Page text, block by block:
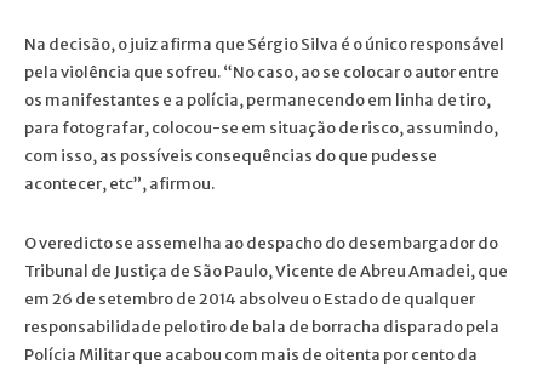
Na decisão, o juiz afirma que Sérgio Silva é o único responsável
pela violência que sofreu. “No caso, ao se colocar o autor entre
os manifestantes e a polícia, permanecendo em linha de tiro,
para fotografar, colocou-se em situação de risco, assumindo,
com isso, as possíveis consequências do que pudesse
acontecer, etc”, afirmou.
O veredicto se assemelha ao despacho do desembargador do
Tribunal de Justiça de São Paulo, Vicente de Abreu Amadei, que
em 26 de setembro de 2014 absolveu o Estado de qualquer
responsabilidade pelo tiro de bala de borracha disparado pela
Polícia Militar que acabou com mais de oitenta por cento da